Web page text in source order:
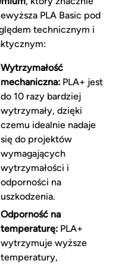
PLA Basic pod
technicznym i
Wytrzymałość
mechaniczna:PLA+ jest
do 10 razy bardziej
wytrzymały, dzięki
czemu idealnie nadaje
się do projektów
wymagających
wytrzymałości i
odporności na
uszkodzenia.
Odporność na
temperaturę:PLA+
wytrzymuje wyższe
temperatury,